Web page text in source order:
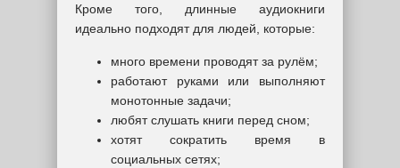
Кроме того, длинные аудиокниги
идеально подходят для людей, которые:
много времени проводят за рулём;
работают руками или выполняют
монотонные задачи;
любят слушать книги перед сном;
хотят сократить время в
социальных сетях;